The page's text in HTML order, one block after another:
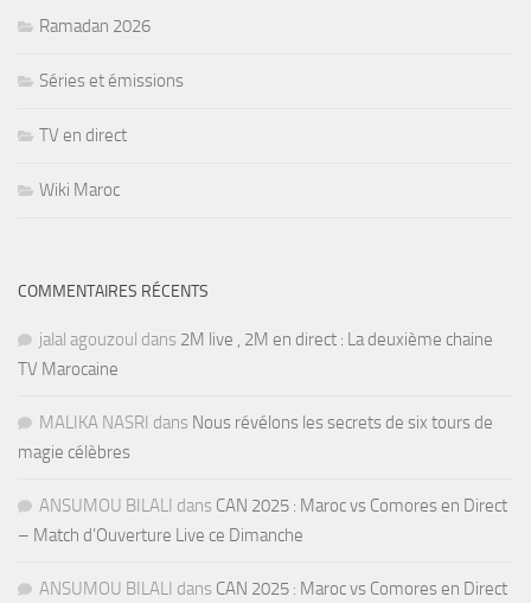
Ramadan 2026
Séries et émissions
TV en direct
Wiki Maroc
COMMENTAIRES RÉCENTS
jalal agouzoul dans 2M live , 2M en direct : La deuxième chaine
TV Marocaine
MALIKA NASRI dans Nous révélons les secrets de six tours de
magie célèbres
ANSUMOU BILALI dans CAN 2025 : Maroc vs Comores en Direct
– Match d’Ouverture Live ce Dimanche
ANSUMOU BILALI dans CAN 2025 : Maroc vs Comores en Direct